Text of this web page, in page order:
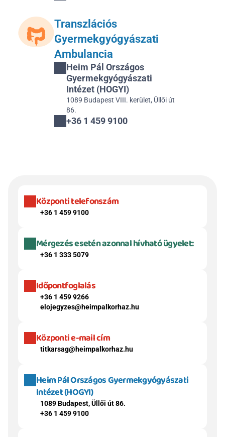
Transzlációs
Gyermekgyógyászati
Ambulancia
Heim Pál Országos
Gyermekgyógyászati
Intézet (HOGYI)
1089 Budapest VIII. kerület, Üllői út
86.
+36 1 459 9100
Központi telefonszám
+36 1 459 9100
Mérgezés esetén azonnal hívható ügyelet:
+36 1 333 5079
Időpontfoglalás
+36 1 459 9266
elojegyzes@heimpalkorhaz.hu
Központi e-mail cím
titkarsag@heimpalkorhaz.hu
Heim Pál Országos Gyermekgyógyászati
Intézet (HOGYI)
1089 Budapest, Üllői út 86.
+36 1 459 9100